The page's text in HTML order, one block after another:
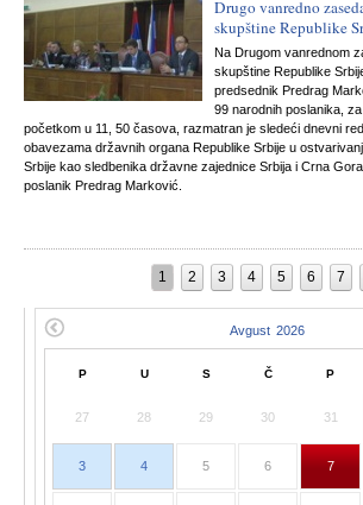
Drugo vanredno
skupštine Republike
Na Drugom vanrednom
skupštine Republike
predsednik Predrag
99 narodnih poslanika,
početkom u 11, 50 časova, razmatran je sledeći dnevni
obavezama državnih organa Republike Srbije u
Srbije kao sledbenika državne zajednice Srbija i Crna
poslanik Predrag Marković.
1 2 3 4 5 6 7
P U S Č P
27 28 29 30 31
3 4 5 6 7